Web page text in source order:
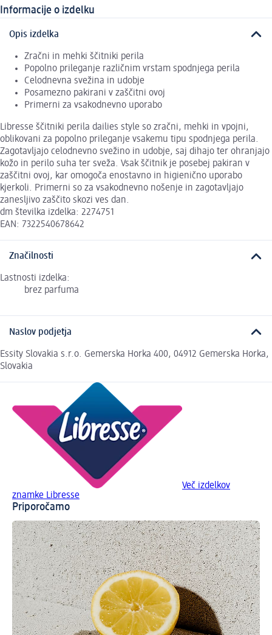
Informacije o izdelku
Opis izdelka
Zračni in mehki ščitniki perila
Popolno prileganje različnim vrstam spodnjega perila
Celodnevna svežina in udobje
Posamezno pakirani v zaščitni ovoj
Primerni za vsakodnevno uporabo
Libresse ščitniki perila dailies style so zračni, mehki in vpojni,
oblikovani za popolno prileganje vsakemu tipu spodnjega perila.
Zagotavljajo celodnevno svežino in udobje, saj dihajo ter ohranjajo
kožo in perilo suha ter sveža. Vsak ščitnik je posebej pakiran v
zaščitni ovoj, kar omogoča enostavno in higienično uporabo
kjerkoli. Primerni so za vsakodnevno nošenje in zagotavljajo
zanesljivo zaščito skozi ves dan.
dm številka izdelka: 2274751
EAN: 7322540678642
Značilnosti
Lastnosti izdelka:
brez parfuma
Naslov podjetja
Essity Slovakia s.r.o. Gemerska Horka 400, 04912 Gemerska Horka,
Slovakia
Več izdelkov
znamke Libresse
Priporočamo